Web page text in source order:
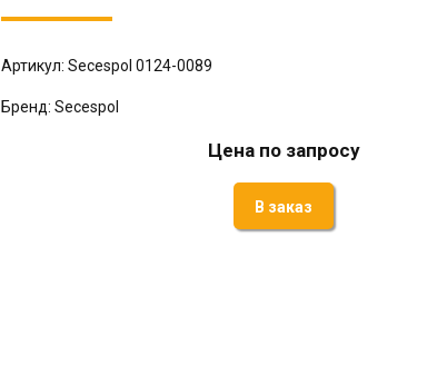
Артикул: Secespol 0124-0089
Бренд: Secespol
Цена по запросу
В заказ